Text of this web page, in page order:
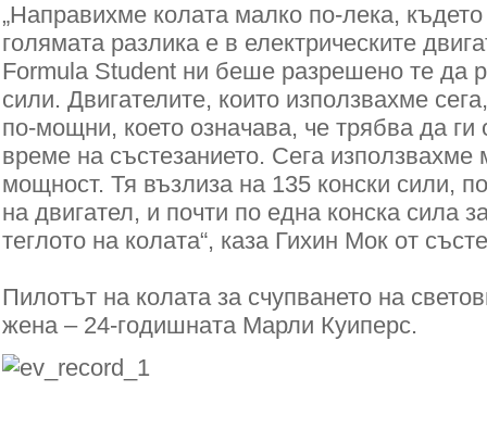
„Направихме колата малко по-лека,
голямата разлика е в електрическите
Formula Student ни беше разрешено те да
сили. Двигателите, които използвахме
по-мощни, което означава, че трябва да ги
време на състезанието. Сега
мощност. Тя възлиза на 135 конски сили,
на двигател, и почти по една конска сила
теглото на колата“, каза Гихин Мок от
Пилотът на колата за счупването на
жена – 24-годишната Марли Куиперс.